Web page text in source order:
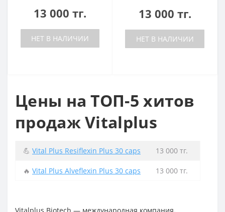
13 000 тг.
НЕТ В НАЛИЧИИ
13 000 тг.
НЕТ В НАЛИЧИИ
Цены на ТОП-5 хитов
продаж Vitalplus
💪 Vital Plus Resiflexin Plus 30 caps 13 000 тг.
🔥 Vital Plus Alveflexin Plus 30 caps 13 000 тг.